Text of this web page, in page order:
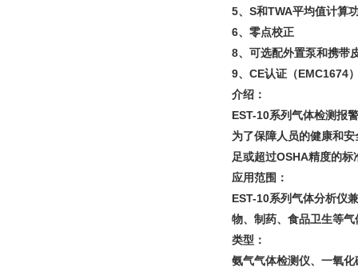
5、S和TWA平均值计算
6、零点校正
8、可选配外置泵和携带
9、CE认证（EMC1674
介绍：
EST-10系列气体检测报
为了保障人员的健康和
足或超过OSHA精度的标
应用范围：
EST-10系列气体分析仪
物、制药、食品卫生等
类型：
氨气气体检测仪、一氧